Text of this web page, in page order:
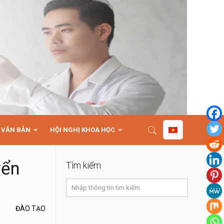
VĂN BẢN HỘI NGHỊ KHOA HỌC
ĐÀO TẠO
Tìm kiếm